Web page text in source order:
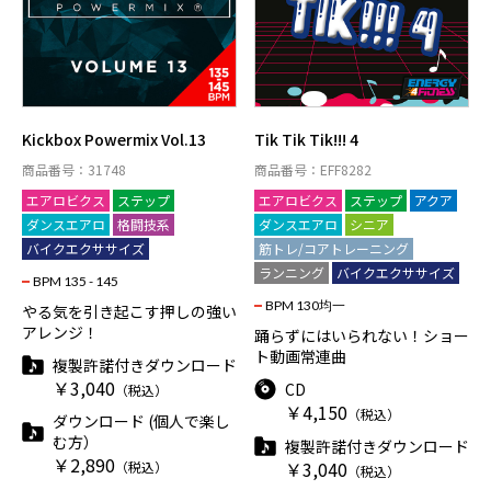
Kickbox Powermix Vol.13
商品番号：31748
エアロビクス
ステップ
ダンスエアロ
格闘技系
バイクエクササイズ
BPM 135 - 145
やる気を引き起こす押しの強い
アレンジ！
複製許諾付きダウンロード
￥3,040 （税込）
ダウンロード (個人で楽し
む方）
￥2,890 （税込）
Tik Tik Tik!!! 4
商品番号：EFF8282
エアロビクス
ステップ
アクア
ダンスエアロ
シニア
筋トレ/コアトレーニング
ランニング
バイクエクササイズ
BPM 130均一
踊らずにはいられない！ショー
ト動画常連曲
CD
￥4,150 （税込）
複製許諾付きダウンロード
￥3,040 （税込）